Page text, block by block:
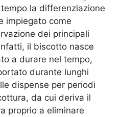
la differenziazione
impiegato come
dei principali
il biscotto nasce
a durare nel tempo,
durante lunghi
dispense per periodi
da cui deriva il
proprio a eliminare